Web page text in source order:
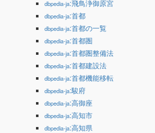
dbpedia-ja:飛鳥浄御原宮
dbpedia-ja:首都
dbpedia-ja:首都の一覧
dbpedia-ja:首都圏
dbpedia-ja:首都圏整備法
dbpedia-ja:首都建設法
dbpedia-ja:首都機能移転
dbpedia-ja:駿府
dbpedia-ja:高御座
dbpedia-ja:高知市
dbpedia-ja:高知県